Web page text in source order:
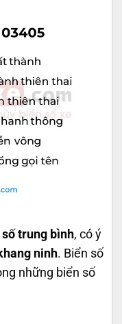
số trung bình, có ý
ninh. Biển số
những biển số